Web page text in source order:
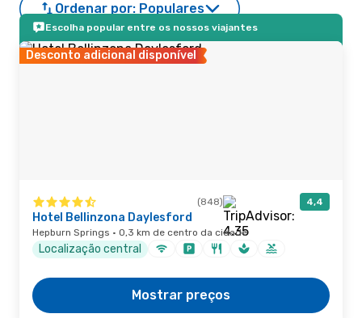
Ordenar por: Populares
Escolha popular entre os nossos viajantes
Desconto adicional disponível
(848) 4,4
Hotel Bellinzona Daylesford
Hepburn Springs · 0,3 km de centro da cidade
Localização central
Mostrar preços